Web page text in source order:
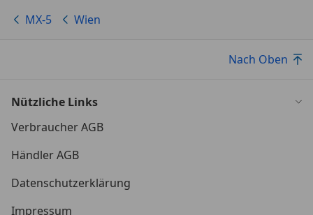
MX-5 Wien
Nach Oben
Nützliche Links
Verbraucher AGB
Händler AGB
Datenschutzerklärung
Impressum